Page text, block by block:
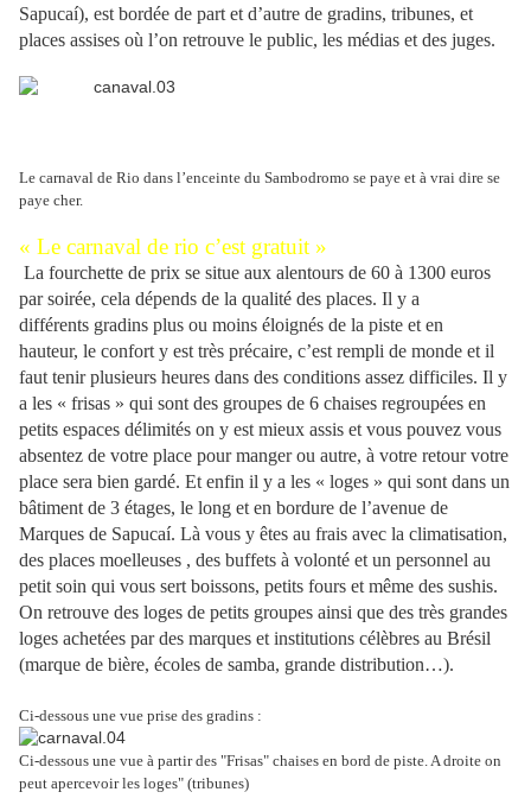
Sapucaí), est bordée de part et d’autre de gradins, tribunes, et
places assises où l’on retrouve le public, les médias et des juges.
Le carnaval de Rio dans l’enceinte du Sambodromo se paye et à vrai dire se
paye cher.
« Le carnaval de rio c’est gratuit »
La fourchette de prix se situe aux alentours de 60 à 1300 euros
par soirée, cela dépends de la qualité des places. Il y a
différents gradins plus ou moins éloignés de la piste et en
hauteur, le confort y est très précaire, c’est rempli de monde et il
faut tenir plusieurs heures dans des conditions assez difficiles. Il y
a les « frisas » qui sont des groupes de 6 chaises regroupées en
petits espaces délimités on y est mieux assis et vous pouvez vous
absentez de votre place pour manger ou autre, à votre retour votre
place sera bien gardé. Et enfin il y a les « loges » qui sont dans un
bâtiment de 3 étages, le long et en bordure de l’avenue de
Marques de Sapucaí. Là vous y êtes au frais avec la climatisation,
des places moelleuses , des buffets à volonté et un personnel au
petit soin qui vous sert boissons, petits fours et même des sushis.
On retrouve des loges de petits groupes ainsi que des très grandes
loges achetées par des marques et institutions célèbres au Brésil
(marque de bière, écoles de samba, grande distribution…).
Ci-dessous une vue prise des gradins :
Ci-dessous une vue à partir des "Frisas" chaises en bord de piste. A droite on
peut apercevoir les loges" (tribunes)